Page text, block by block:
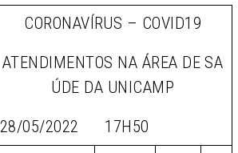
CORONAVÍRUS – COVID19
ATENDIMENTOS NA ÁREA DE SA
ÚDE DA UNICAMP
28/05/2022 17H50